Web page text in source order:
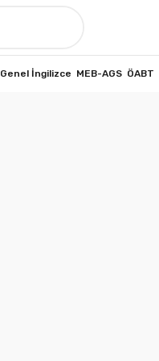
Genel İngilizce MEB-AGS ÖABT